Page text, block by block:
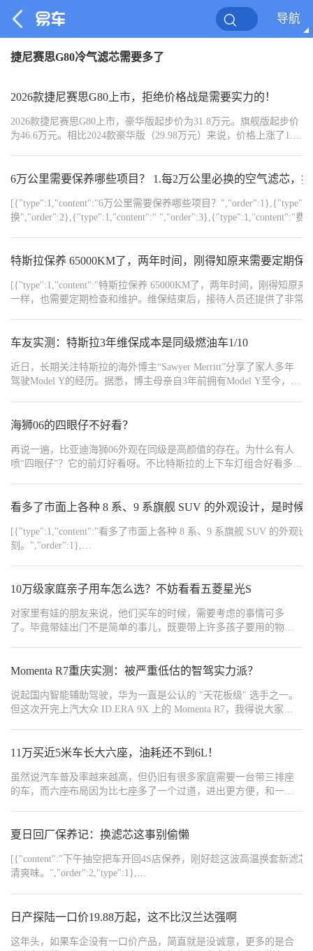
导航
捷尼赛思G80冷气滤芯需要多了
2026款捷尼赛思G80上市，拒绝价格战是需要实力的！
2026款捷尼赛思G80上市，豪华版起步价为31.8万元。旗舰版起步价
为46.6万元。相比2024款豪华版（29.98万元）来说，价格上涨了1.82
6万公里需要保养哪些项目？ 1.每2万公里必换的空气滤芯，
[{"type":1,"content":"6万公里需要保养哪些项目？
换","order":2},{"type":1,"content":" ","order":3},{"type":1,"content":"费
但下雨过高架接缝处还是打滑，花费5899元。原来轮胎忘记前后调
的，","order":12},{"type":1,"content":"乐山服务中心的小哥特别热情
基本信息：2023款蔚来ES6，23年6月17日提车
{"width":"1290","type":2,"content":"https://img1.baa.bitautotech.com/
{"width":"1290","type":2,"content":"https://img1.baa.bitautotech.com/
{"width":"1290","type":2,"content":"https://img1.baa.bitautotech.com/
{"width":"1290","type":2,"content":"https://img1.baa.bitautotech.com/
{"width":"1290","type":2,"content":"https://img1.baa.bitautotech.com/
特斯拉保养 65000KM了，两年时间，刚得知原来需要定期保
[{"type":1,"content":"特斯拉保养 65000KM了，两年时间，刚得知原
一样，也需要定期检查和维护。维保结束后，接待人员还提供了非
{"width":"2000","type":2,"content":"https://img1.baa.bitautotech.com/
车友实测：特斯拉3年维保成本是同级燃油车1/10
近日，长期关注特斯拉的海外博主“Sawyer Merritt”分享了家人多年
驾驶Model Y的经历。据悉，博主母亲自3年前拥有Model Y至今，累
添加玻璃水，以及定期检测轮胎定位。
海狮06的四眼仔不好看？
再说一遍，比亚迪海狮06外观在同级是高颜值的存在。为什么有人
喷“四眼仔”？它的前灯好看呀。不比特斯拉的上下车灯组合好看多
看多了市面上各种 8 系、9 系旗舰 SUV 的外观设计，是时候
[{"type":1,"content":"看多了市面上各种 8 系、9 系旗舰 SUV 的外观
刻。","order":1},
10万级家庭亲子用车怎么选？不妨看看五菱星光S
对家里有娃的朋友来说，他们买车的时候，需要考虑的事情可多
了。毕竟带娃出门不是简单的事儿，既要带上许多孩子要用的物
Momenta R7重庆实测：被严重低估的智驾实力派？
说起国内智能辅助驾驶，华为一直是公认的 "天花板级" 选手之一。
但这次开完上汽大众 ID.ERA 9X 上的 Momenta R7，我得说大家真
11万买近5米车长大六座，油耗还不到6L！
虽然说汽车普及率越来越高，但仍旧有很多家庭需要一台带三排座
的车，而六座布局因为比七座多了一个过道，进出更方便，和一二
夏日回厂保养记：换滤芯这事别偷懒
[{"content":"下午抽空把车开回4S店保养，刚好趁这波高温换套新滤
清爽味。","order":2,"type":1},
{"content":"https://img8.bitautoimg.com/usercenter/forummapifiles/2025/
{"content":"https://img8.bitautoimg.com/usercenter/forummapifiles/2025/
{"content":"#【长期】盛夏养车 暑Ni有招#","order":1,"type":1}]
日产探陆一口价19.88万起，这不比汉兰达强啊
这年头，如果车企没有一口价产品，简直就是没诚意，更多的是合